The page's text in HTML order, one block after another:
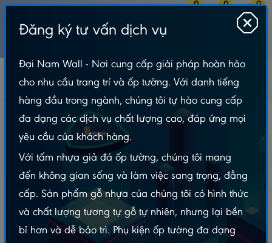
0 0 0
Tấm Ốp Than Tre
Than Tre 5mm - Đại Nam
Tấm Ốp Than Tre Vân Đá – P75
Tấm Ốp Than Tre Vân Đá – P75
Đăng ký tư vấn dịch vụ
Đại Nam Wall - Nơi cung cấp giải pháp hoàn hảo
cho nhu cầu trang trí và ốp tường. Với danh tiếng
hàng đầu trong ngành, chúng tôi tự hào cung cấp
đa dạng các dịch vụ chất lượng cao, đáp ứng mọi
yêu cầu của khách hàng.
Với tấm nhựa giả đá ốp tường, chúng tôi mang
đến không gian sống và làm việc sang trọng, đẳng
cấp. Sản phẩm gỗ nhựa của chúng tôi có hình thức
và chất lượng tương tự gỗ tự nhiên, nhưng lại bền
bỉ hơn và dễ bảo trì. Phụ kiện ốp tường đa dạng